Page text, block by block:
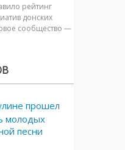
рейтинг
донских
сообщество —
прошел
молодых
песни